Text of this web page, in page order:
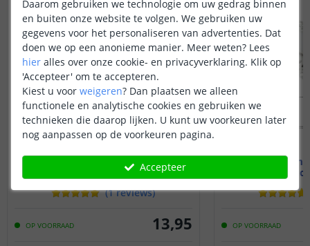
1M - Compleet profiel
Stucprofiel
(1 reviews)
OP VOORRAAD 13,95
1M -
OP VOORRAAD
Daarom gebruiken we technologie om uw gedrag binnen
en buiten onze website te volgen. We gebruiken uw
gegevens voor het personaliseren van advertenties. Dat
doen we op een anonieme manier. Meer weten? Lees
hier alles over onze cookie- en privacyverklaring. Klik op
'Accepteer' om te accepteren.
Kiest u voor weigeren? Dan plaatsen we alleen
functionele en analytische cookies en gebruiken we
technieken die daarop lijken. U kunt uw voorkeuren later
nog aanpassen op de voorkeuren pagina.
Accepteer